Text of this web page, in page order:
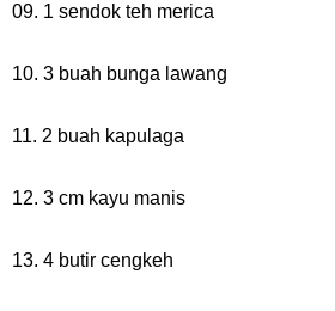
09. 1 sendok teh merica
10. 3 buah bunga lawang
11. 2 buah kapulaga
12. 3 cm kayu manis
13. 4 butir cengkeh